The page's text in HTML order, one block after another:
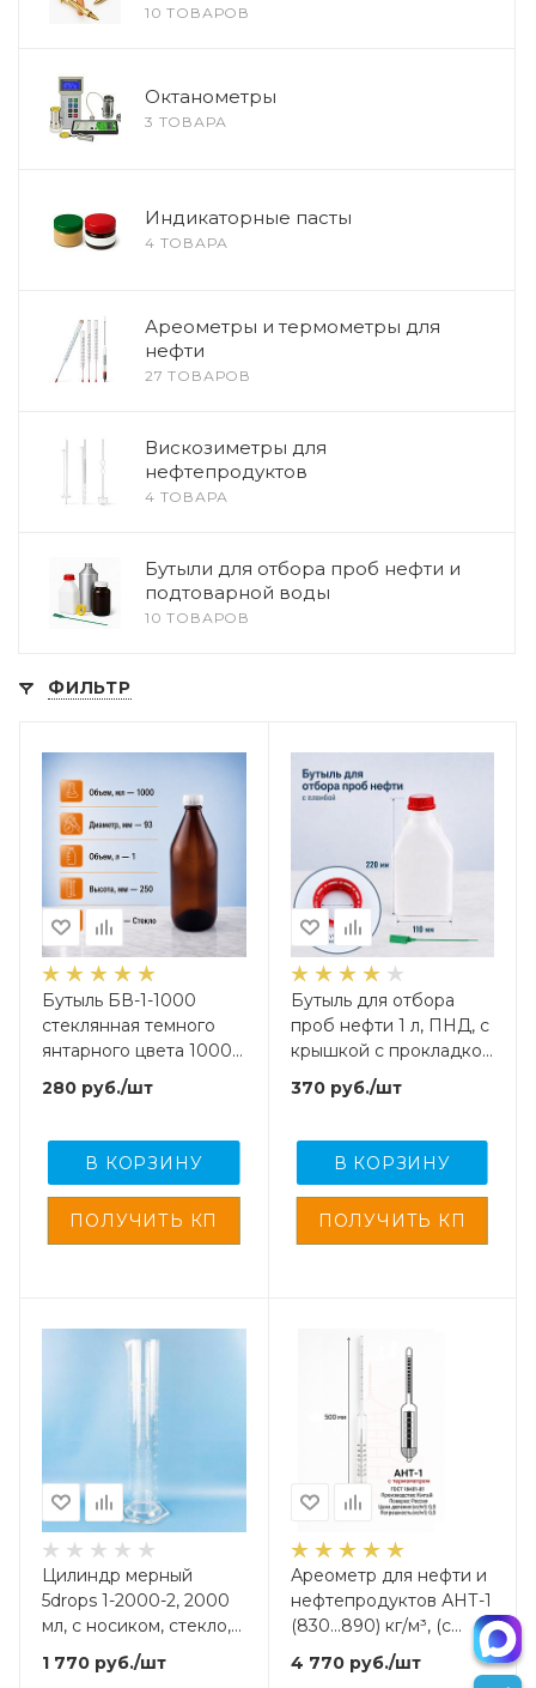
10 ТОВАРОВ
Октанометры
3 ТОВАРА
Индикаторные пасты
4 ТОВАРА
Ареометры и термометры для
нефти
27 ТОВАРОВ
Вискозиметры для
нефтепродуктов
4 ТОВАРА
Бутыли для отбора проб нефти и
подтоварной воды
10 ТОВАРОВ
ФИЛЬТР
Бутыль БВ-1-1000
стеклянная темного
янтарного цвета 1000
мл, с прокладкой
280 руб./шт
В КОРЗИНУ
Бутыль для отбора
проб нефти 1 л, ПНД, с
крышкой с прокладкой
и пломбой, 1 шт
370руб./шт
В КОРЗИНУ
Цилиндр мерный
5drops 1-2000-2, 2000
мл, с носиком, стекло,
градуированный, со
стеклянным
1 770 руб./шт
Ареометр для нефти и
нефтепродуктов АНТ-1
(830...890) кг/м³, (с
поверкой)
4 770руб./шт